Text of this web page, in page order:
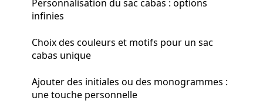
Personnalisation du sac cabas : options
infinies
Choix des couleurs et motifs pour un sac
cabas unique
Ajouter des initiales ou des monogrammes :
une touche personnelle